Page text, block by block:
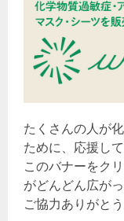
たくさんの人が
ために、応援し
このバナーをク
がどんどん広が
ご協力ありがと